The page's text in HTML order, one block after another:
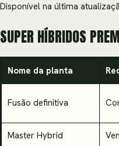
Disponível na última
SUPER HÍBRIDOS
Nome da planta
Fusão definitiva
Master Hybrid